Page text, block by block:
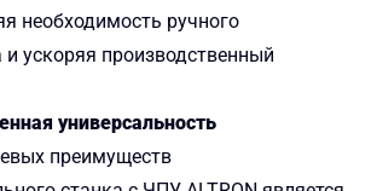
необходимость ручного
ускоряя производственный
универсальность
преимуществ